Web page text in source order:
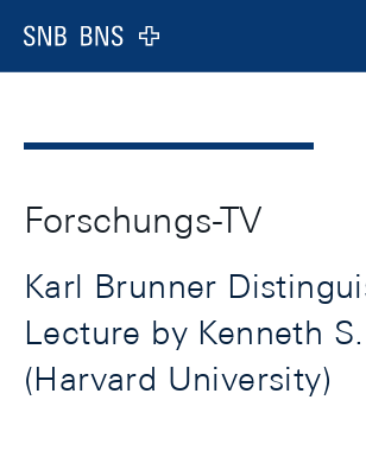
Logo
Forschungs-TV
Karl Brunner
Lecture by Kenneth
(Harvard University)